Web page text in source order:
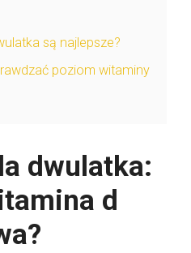
są najlepsze?
poziom witaminy
dwulatka:
d